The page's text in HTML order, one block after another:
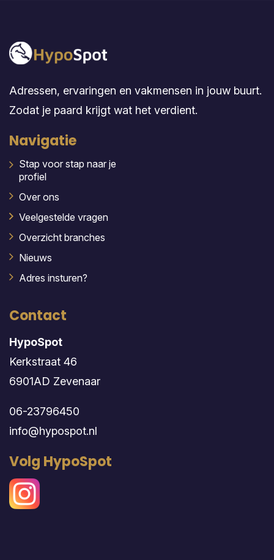
Adressen, ervaringen en vakmensen in jouw buurt.
Zodat je paard krijgt wat het verdient.
Navigatie
Stap voor stap naar je
profiel
Over ons
Veelgestelde vragen
Overzicht branches
Nieuws
Adres insturen?
Contact
HypoSpot
Kerkstraat 46
6901AD Zevenaar
06-23796450
info@hypospot.nl
Volg HypoSpot